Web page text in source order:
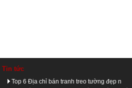
Tin tức
Top 6 Địa chỉ bán tranh treo tường đẹp n